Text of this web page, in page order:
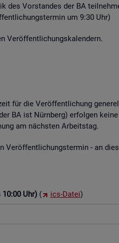
Vor­stan­des der BA
um 9:30 Uhr)
Ver­öf­fent­li­chungs­ka­len­dern.
für die Ver­öf­fent­li­chung
BA ist Nürn­berg) er­fol­gen
am nächs­ten Ar­beits­tag.
Ver­öf­fent­li­chungs­ter­min - an
Uhr) ( ics-Datei)